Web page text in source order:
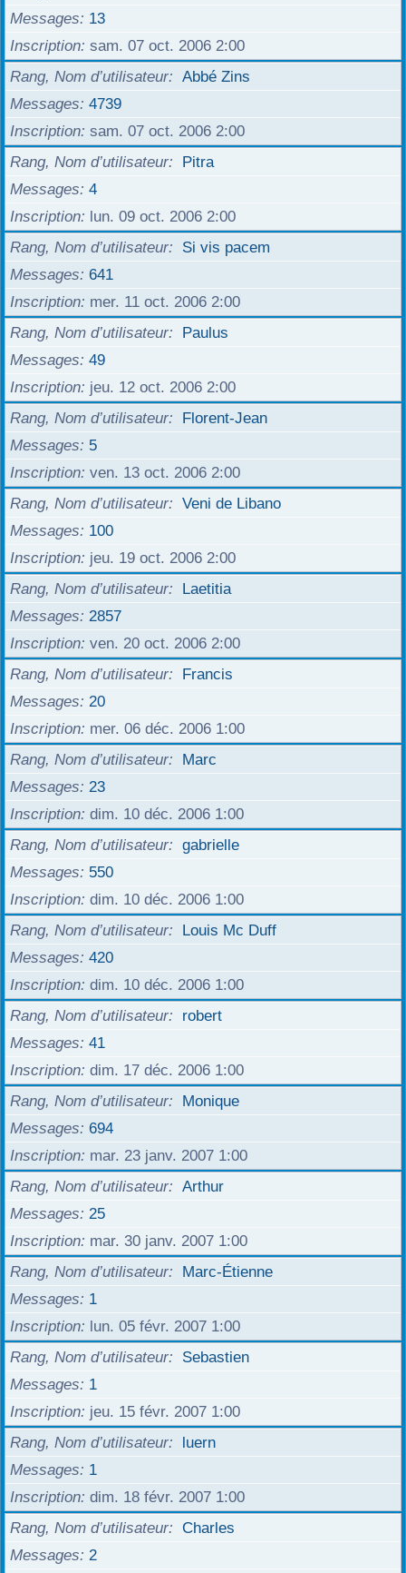
Messages
13
Inscription sam. 07 oct. 2006 2:00
Rang, Nom d’utilisateur
Abbé Zins
Messages
4739
Inscription sam. 07 oct. 2006 2:00
Rang, Nom d’utilisateur
Pitra
Messages
4
Inscription
lun. 09 oct. 2006 2:00
Rang, Nom d’utilisateur
Si vis pacem
Messages
641
Inscription
mer. 11 oct. 2006 2:00
Rang, Nom d’utilisateur
Paulus
Messages
49
Inscription
jeu. 12 oct. 2006 2:00
Rang, Nom d’utilisateur
Florent-Jean
Messages
5
Inscription ven. 13 oct. 2006 2:00
Rang, Nom d’utilisateur
Veni de Libano
Messages
100
Inscription
jeu. 19 oct. 2006 2:00
Rang, Nom d’utilisateur
Laetitia
Messages
2857
Inscription ven. 20 oct. 2006 2:00
Rang, Nom d’utilisateur
Francis
Messages
20
Inscription
mer. 06 déc. 2006 1:00
Rang, Nom d’utilisateur
Marc
Messages
23
Inscription dim. 10 déc. 2006 1:00
Rang, Nom d’utilisateur
gabrielle
Messages
550
Inscription dim. 10 déc. 2006 1:00
Rang, Nom d’utilisateur
Louis Mc Duff
Messages
420
Inscription dim. 10 déc. 2006 1:00
Rang, Nom d’utilisateur
robert
Messages
41
Inscription dim. 17 déc. 2006 1:00
Rang, Nom d’utilisateur
Monique
Messages
694
Inscription
mar. 23 janv. 2007 1:00
Rang, Nom d’utilisateur
Arthur
Messages
25
Inscription
mar. 30 janv. 2007 1:00
Rang, Nom d’utilisateur
Marc-Étienne
Messages
1
Inscription
lun. 05 févr. 2007 1:00
Rang, Nom d’utilisateur
Sebastien
Messages
1
Inscription
jeu. 15 févr. 2007 1:00
Rang, Nom d’utilisateur
luern
Messages
1
Inscription dim. 18 févr. 2007 1:00
Rang, Nom d’utilisateur
Charles
Messages
2